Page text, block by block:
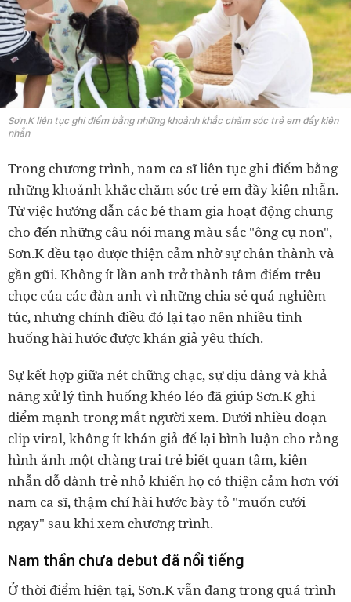
Sơn.K liên tục ghi điểm bằng những khoảnh khắc chăm sóc trẻ em đầy kiên
nhẫn
Trong chương trình, nam ca sĩ liên tục ghi điểm bằng
những khoảnh khắc chăm sóc trẻ em đầy kiên nhẫn.
Từ việc hướng dẫn các bé tham gia hoạt động chung
cho đến những câu nói mang màu sắc "ông cụ non",
Sơn.K đều tạo được thiện cảm nhờ sự chân thành và
gần gũi. Không ít lần anh trở thành tâm điểm trêu
chọc của các đàn anh vì những chia sẻ quá nghiêm
túc, nhưng chính điều đó lại tạo nên nhiều tình
huống hài hước được khán giả yêu thích.
Sự kết hợp giữa nét chững chạc, sự dịu dàng và khả
năng xử lý tình huống khéo léo đã giúp Sơn.K ghi
điểm mạnh trong mắt người xem. Dưới nhiều đoạn
clip viral, không ít khán giả để lại bình luận cho rằng
hình ảnh một chàng trai trẻ biết quan tâm, kiên
nhẫn dỗ dành trẻ nhỏ khiến họ có thiện cảm hơn với
nam ca sĩ, thậm chí hài hước bày tỏ "muốn cưới
ngay" sau khi xem chương trình.
Nam thần chưa debut đã nổi tiếng
Ở thời điểm hiện tại, Sơn.K vẫn đang trong quá trình